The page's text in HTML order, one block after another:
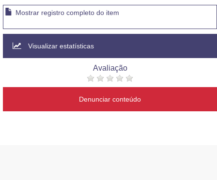
Mostrar registro completo do item
Visualizar estatísticas
Avaliação
Denunciar conteúdo